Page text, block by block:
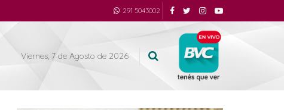
291 5043002
Viernes, 7 de Agosto de 2026